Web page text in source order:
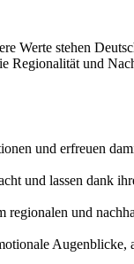
stehen
und
und erfreuen
und lassen dank
und